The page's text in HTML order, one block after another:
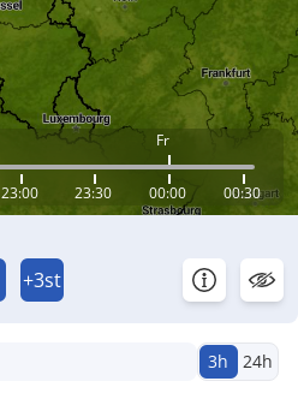
Fr
23:00 23:30 00:00 00:30
+3st
3h 24h